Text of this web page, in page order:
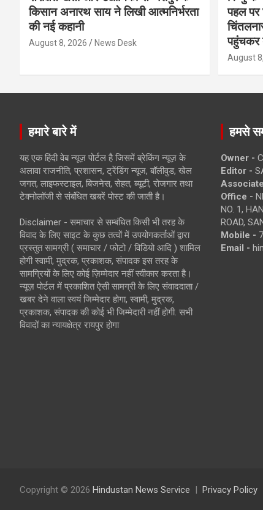
किसान अनारथ साय ने लिखी आत्मनिर्भरता
की नई कहानी
August 8, 2026 News Desk
पहल पर
पहुंचकर
August
हमारे बारे में
यह एक हिंदी वेब न्यूज़ पोर्टल है जिसमें ब्रेकिंग न्यूज़ के
अलावा राजनीति, प्रशासन, ट्रेंडिंग न्यूज, बॉलीवुड, खेल
जगत, लाइफस्टाइल, बिजनेस, सेहत, ब्यूटी, रोजगार तथा
टेक्नोलॉजी से संबंधित खबरें पोस्ट की जाती है।
Disclaimer - समाचार से सम्बंधित किसी भी तरह के
विवाद के लिए साइट के कुछ तत्वों में उपयोगकर्ताओं द्वारा
प्रस्तुत सामग्री ( समाचार / फोटो / विडियो आदि ) शामिल
होगी स्वामी, मुद्रक, प्रकाशक, संपादक इस तरह के
सामग्रियों के लिए कोई ज़िम्मेदार नहीं स्वीकार करता है।
न्यूज़ पोर्टल में प्रकाशित ऐसी सामग्री के लिए संवाददाता /
खबर देने वाला स्वयं जिम्मेदार होगा, स्वामी, मुद्रक,
प्रकाशक, संपादक की कोई भी जिम्मेदारी नहीं होगी. सभी
विवादों का न्यायक्षेत्र रायपुर होगा
हमसे
Owner -
Editor -
Office -
NO. 1,
ROAD,
Mobile -
Email -
Copyright © 2026 Hindustan News Service Privacy Policy